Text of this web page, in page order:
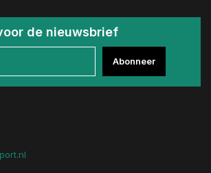
de nieuwsbrief
Abonneer